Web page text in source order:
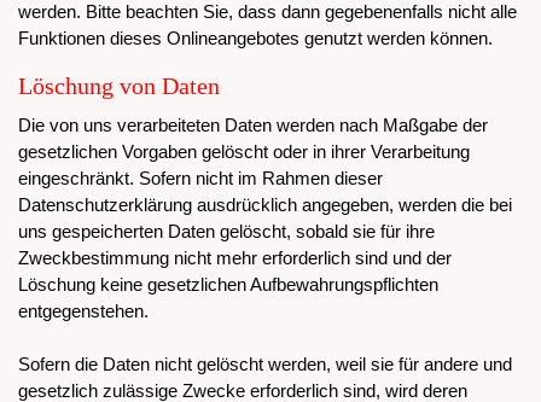
werden. Bitte beachten Sie, dass dann gegebenenfalls nicht alle
Funktionen dieses Onlineangebotes genutzt werden können.
Löschung von Daten
Die von uns verarbeiteten Daten werden nach Maßgabe der
gesetzlichen Vorgaben gelöscht oder in ihrer Verarbeitung
eingeschränkt. Sofern nicht im Rahmen dieser
Datenschutzerklärung ausdrücklich angegeben, werden die bei
uns gespeicherten Daten gelöscht, sobald sie für ihre
Zweckbestimmung nicht mehr erforderlich sind und der
Löschung keine gesetzlichen Aufbewahrungspflichten
entgegenstehen.
Sofern die Daten nicht gelöscht werden, weil sie für andere und
gesetzlich zulässige Zwecke erforderlich sind, wird deren